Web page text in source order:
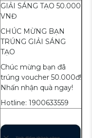
GIẢI SÁNG TẠO 50.000
VNĐ
CHÚC MỪNG BẠN
TRÚNG GIẢI SÁNG
TẠO
Chúc mừng bạn đã
trúng voucher 50.000đ!
Nhấn nhận quà ngay!
Hotline: 1900633559